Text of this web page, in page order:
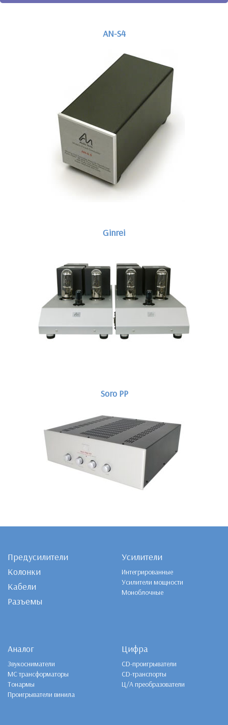
AN-S4
Ginrei
Soro PP
Предусилители
Колонки
Кабели
Разъемы
Усилители
Интегрированные
Усилители мощности
Моноблочные
Аналог
Звукосниматели
MC трансформаторы
Тонармы
Проигрыватели винила
Цифра
CD-проигрыватели
CD-транспорты
Ц/А преобразователи